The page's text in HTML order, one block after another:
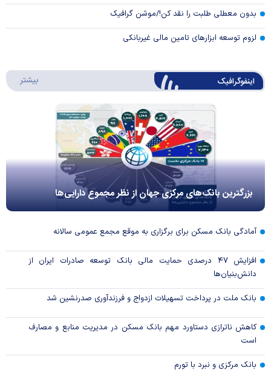
بدون معطلی طلبت را نقد کن!/موشن گرافیک
لزوم توسعه ابزارهای تامین مالی غیربانکی
اینفوگرافیک بیشتر
بزرگترین بانک‌های مرکزی جهان از نظر مجموع دارایی‌ها
آمادگی بانک مسکن برای برگزاری به موقع مجمع عمومی سالانه
افزایش ۴۷ درصدی حمایت مالی بانک توسعه صادرات ایران از
دانش‌بنیان‌ها
بانک ملت در پرداخت تسهیلات ازدواج و فرزندآوری صدرنشین شد
کاهش ناترازی دستاورد مهم بانک مسکن در مدیریت منابع و مصارف
است
بانک مرکزی و نبرد با تورم